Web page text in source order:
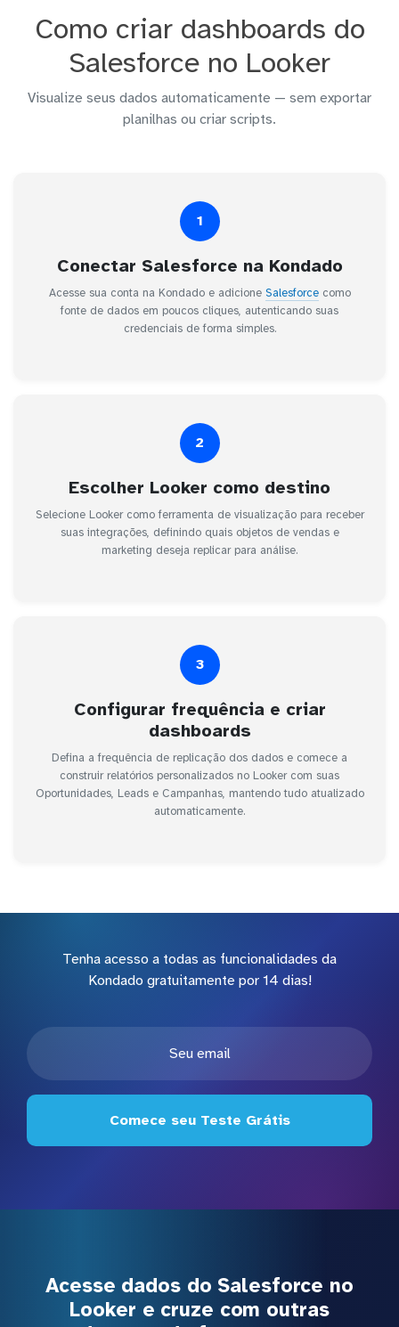
Como criar dashboards do
Salesforce no Looker
Visualize seus dados automaticamente — sem exportar
planilhas ou criar scripts.
1
Conectar Salesforce na Kondado
Acesse sua conta na Kondado e adicione Salesforcecomo
fonte de dados em poucos cliques, autenticando suas
credenciais de forma simples.
2
Escolher Looker como destino
Selecione Looker como ferramenta de visualização para receber
suas integrações, definindo quais objetos de vendas e
marketing deseja replicar para análise.
3
Configurar frequência e criar
dashboards
Defina a frequência de replicação dos dados e comece a
construir relatórios personalizados no Looker com suas
Oportunidades, Leads e Campanhas, mantendo tudo atualizado
automaticamente.
Tenha acesso a todas as funcionalidades da
Kondado gratuitamente por 14 dias!
Comece seu Teste Grátis
Acesse dados do Salesforce no
Looker e cruze com outras